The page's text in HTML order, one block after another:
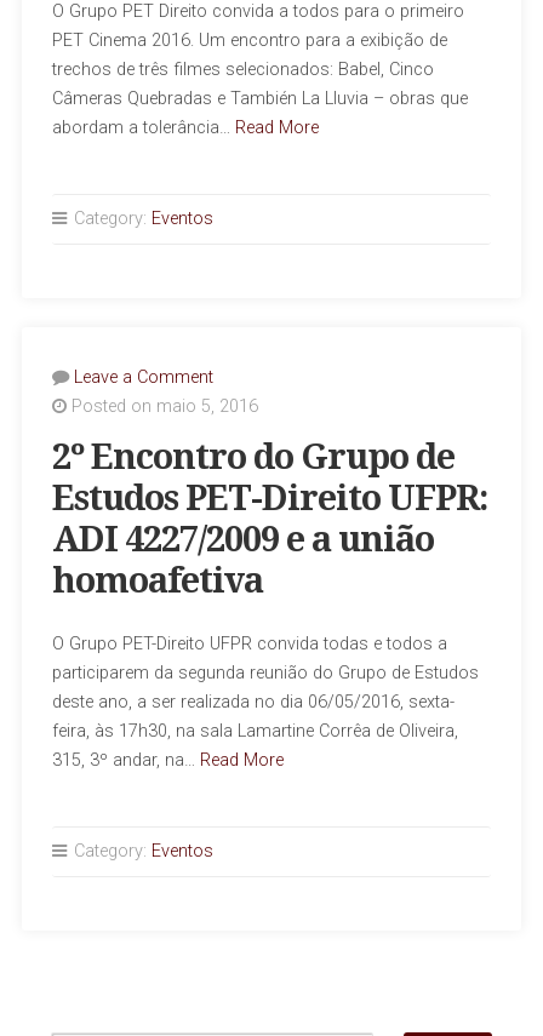
O Grupo PET Direito convida a todos para o primeiro
PET Cinema 2016. Um encontro para a exibição de
trechos de três filmes selecionados: Babel, Cinco
Câmeras Quebradas e También La Lluvia – obras que
abordam a tolerância… Read More
Category: Eventos
Leave a Comment
Posted on maio 5, 2016
2º Encontro do Grupo de
Estudos PET-Direito UFPR:
ADI 4227/2009 e a união
homoafetiva
O Grupo PET-Direito UFPR convida todas e todos a
participarem da segunda reunião do Grupo de Estudos
deste ano, a ser realizada no dia 06/05/2016, sexta-
feira, às 17h30, na sala Lamartine Corrêa de Oliveira,
315, 3º andar, na… Read More
Category: Eventos